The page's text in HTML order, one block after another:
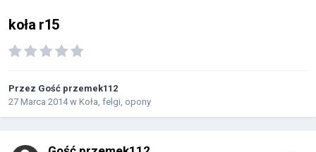
koła r15
Przez Gość przemek112
27 Marca 2014w Koła, felgi, opony